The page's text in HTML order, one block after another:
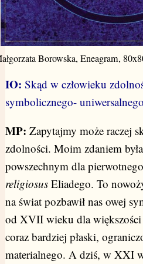
Borowska, Eneagram,
IO: Skąd w człowieku
symbolicznego-
MP: Zapytajmy może raczej
zdolności. Moim zdaniem
powszechnym dla
religiosusEliadego. To
na świat pozbawił nas owej
od XVII wieku dla większości
coraz bardziej płaski,
materialnego. A dziś, w XXI